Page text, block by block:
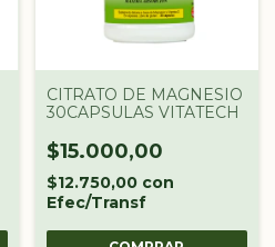
CITRATO DE MAGNESIO
30CAPSULAS VITATECH
$15.000,00
$12.750,00 con
Efec/Transf